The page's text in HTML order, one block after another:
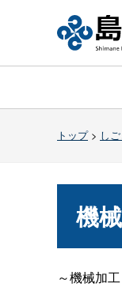
トップ> し
機
～機械加